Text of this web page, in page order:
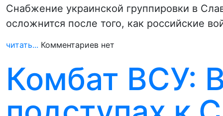
Снабжение украинской группировки в
осложнится после того, как российские
читать... Комментариев нет
Комбат ВСУ: